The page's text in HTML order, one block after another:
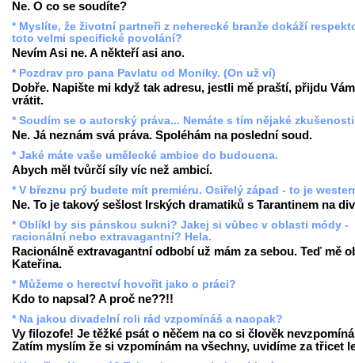
Ne. O co se soudíte?
* Myslíte, že životní partneři z neherecké branže dokáží
toto velmi specifické povolání?
Nevím Asi ne. A někteří asi ano.
* Pozdrav pro pana Pavlatu od Moniky. (On už ví)
Dobře. Napište mi když tak adresu, jestli mě praští, přijdu
vrátit.
* Soudím se o autorský práva... Nemáte s tím nějaké
Ne. Já neznám svá práva. Spoléhám na poslední soud.
* Jaké máte vaše umělecké ambice do budoucna.
Abych měl tvůrčí síly víc než ambicí.
* V březnu prý budete mít premiéru. Osiřelý západ - to je
Ne. To je takový sešlost Irských dramatiků s Tarantinem na
* Oblíkl by sis pánskou sukni? Jakej si vůbec v oblasti módy -
racionální nebo extravagantní? Hela.
Racionálně extravagantní odbobí už mám za sebou. Teď mě
Kateřina.
* Můžeme o herectví hovořit jako o práci?
Kdo to napsal? A proč ne??!!
* Na jakou divadelní roli rád vzpomínáš a naopak?
Vy filozofe! Je těžké psát o něčem na co si člověk
Zatím myslím že si vzpomínám na všechny, uvidíme za třicet